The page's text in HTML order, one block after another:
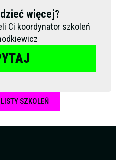
więcej?
Ci koordynator szkoleń
SZKOLEŃ